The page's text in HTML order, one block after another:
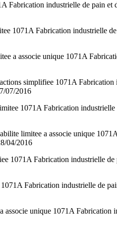
Fabrication industrielle de
1071A Fabrication industrielle
a associe unique 1071A
simplifiee 1071A
07/2016
1071A Fabrication
limitee a associe unique
04/2016
1071A Fabrication industrielle
Fabrication industrielle de
unique 1071A